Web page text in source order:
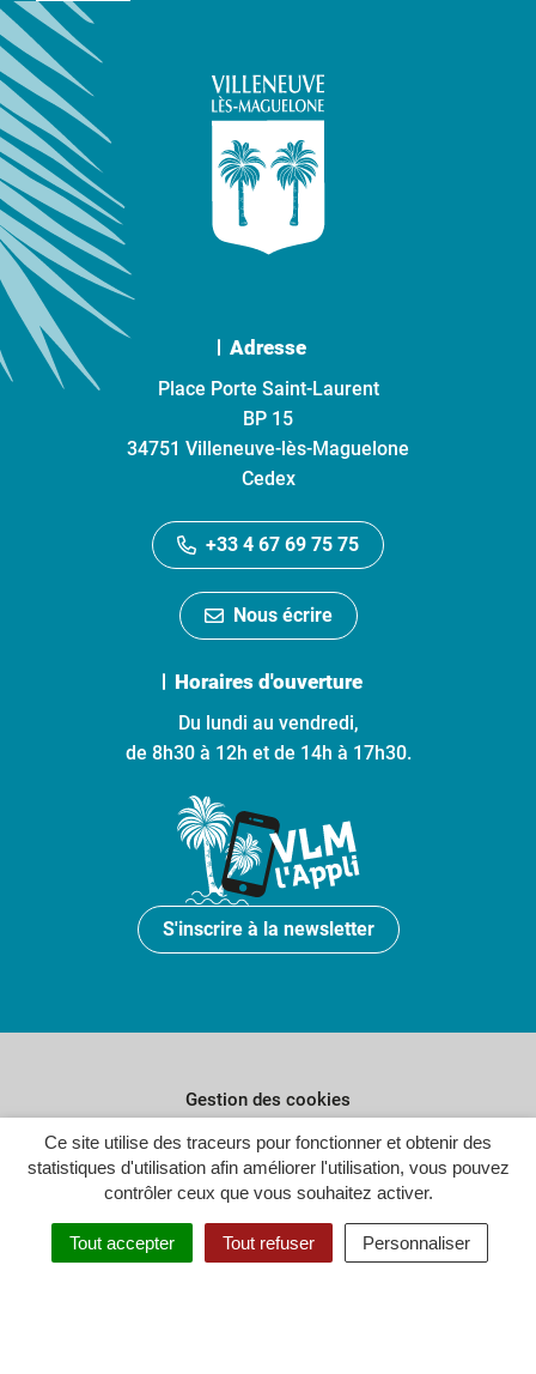
Ce site utilise des traceurs pour fonctionner et obtenir des
statistiques d'utilisation afin améliorer l'utilisation, vous pouvez
contrôler ceux que vous souhaitez activer.
Tout accepter Tout refuser Personnaliser
Adresse
Place Porte Saint-Laurent
BP 15
34751 Villeneuve-lès-Maguelone
Cedex
+33 4 67 69 75 75
Nous écrire
Horaires d'ouverture
Du lundi au vendredi,
de 8h30 à 12h et de 14h à 17h30.
S'inscrire à la newsletter
Gestion des cookies
Plan du site
Politique de confidentialité
Crédits